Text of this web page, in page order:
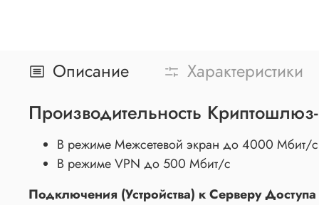
Описание Характеристики
Производительность
В режиме Межсетевой экран до 4000 Мбит/с
В режиме VPN до 500 Мбит/с
Подключения (Устройства) к Серверу